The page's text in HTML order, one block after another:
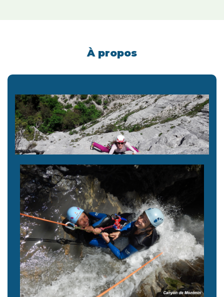
À propos